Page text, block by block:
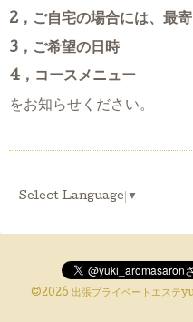
2，ご自宅の場合には、最
3，ご希望の日時
4，コースメニュー
をお知らせください。
Select Language ▼
©2026 出張プライベートエス